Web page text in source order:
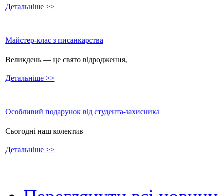
Детальніше >>
Майстер-клас з писанкарства
Великдень — це свято відродження,
Детальніше >>
Особливий подарунок від студента-захисника
Сьогодні наш колектив
Детальніше >>